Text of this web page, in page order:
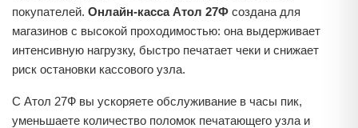
покупателей. Онлайн-касса Атол 27Ф создана для
магазинов с высокой проходимостью: она выдерживает
интенсивную нагрузку, быстро печатает чеки и снижает
риск остановки кассового узла.
С Атол 27Ф вы ускоряете обслуживание в часы пик,
уменьшаете количество поломок печатающего узла и